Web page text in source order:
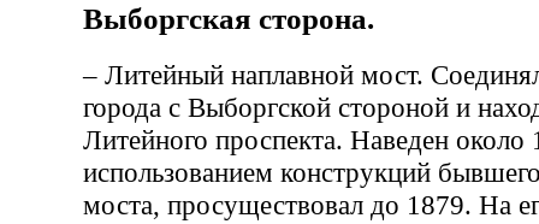
Выборгская сторона.
– Литейный наплавной мост.
города с Выборгской стороной и
Литейного проспекта. Наведен около
использованием конструкций
моста, просуществовал до 1879. На